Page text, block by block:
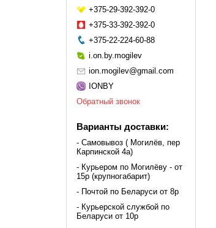
+375-29-392-392-0
+375-33-392-392-0
+375-22-224-60-88
i.on.by.mogilev
ion.mogilev@gmail.com
IONBY
Обратный звонок
Варианты доставки:
- Самовывоз ( Могилёв, пер
Карпинской 4а)
- Курьером по Могилёву - от
15р (крупногабарит)
- Почтой по Беларуси от 8р
- Курьерской службой по
Беларуси от 10р